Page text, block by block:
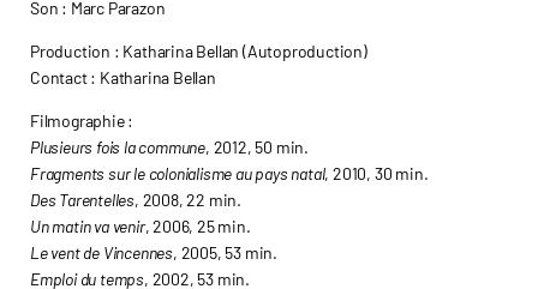
Son : Marc Parazon
Production : Katharina Bellan (Autoproduction)
Contact : Katharina Bellan
Filmographie :
Plusieurs fois la commune, 2012, 50 min.
Fragments sur le colonialisme au pays natal, 2010, 30 min.
Des Tarentelles, 2008, 22 min.
Un matin va venir, 2006, 25 min.
Le vent de Vincennes, 2005, 53 min.
Emploi du temps, 2002, 53 min.